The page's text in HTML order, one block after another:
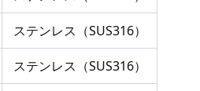
ステンレス（SUS316）
ステンレス（SUS316）